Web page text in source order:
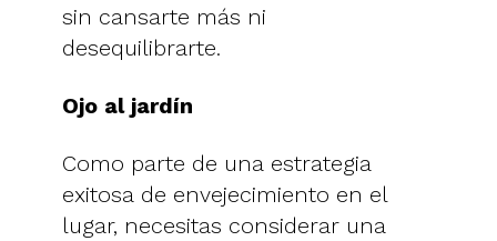
sin cansarte más ni
desequilibrarte.
Ojo al jardín
Como parte de una estrategia
exitosa de envejecimiento en el
lugar, necesitas considerar una